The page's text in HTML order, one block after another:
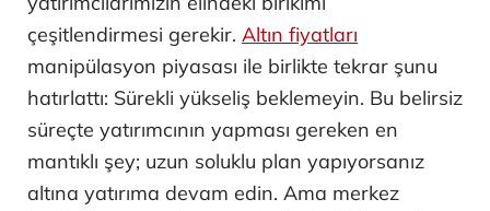
çeşitlendirmesi gerekir. Altın fiyatları
manipülasyon piyasası ile birlikte tekrar şunu
hatırlattı: Sürekli yükseliş beklemeyin. Bu belirsiz
süreçte yatırımcının yapması gereken en
mantıklı şey; uzun soluklu plan yapıyorsanız
altına yatırıma devam edin. Ama merkez